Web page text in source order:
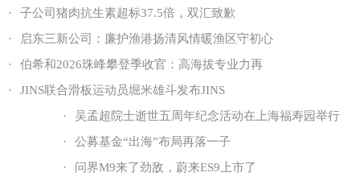
·
子公司猪肉抗生素超标37.5倍，双汇致歉
·
启东三新公司：廉护渔港扬清风情暖渔区守初心
·
伯希和2026珠峰攀登季收官：高海拔专业力再
·
JINS联合滑板运动员堀米雄斗发布JINS
·
吴孟超院士逝世五周年纪念活动在上海福寿园举行
·
公募基金“出海”布局再落一子
·
问界M9来了劲敌，蔚来ES9上市了